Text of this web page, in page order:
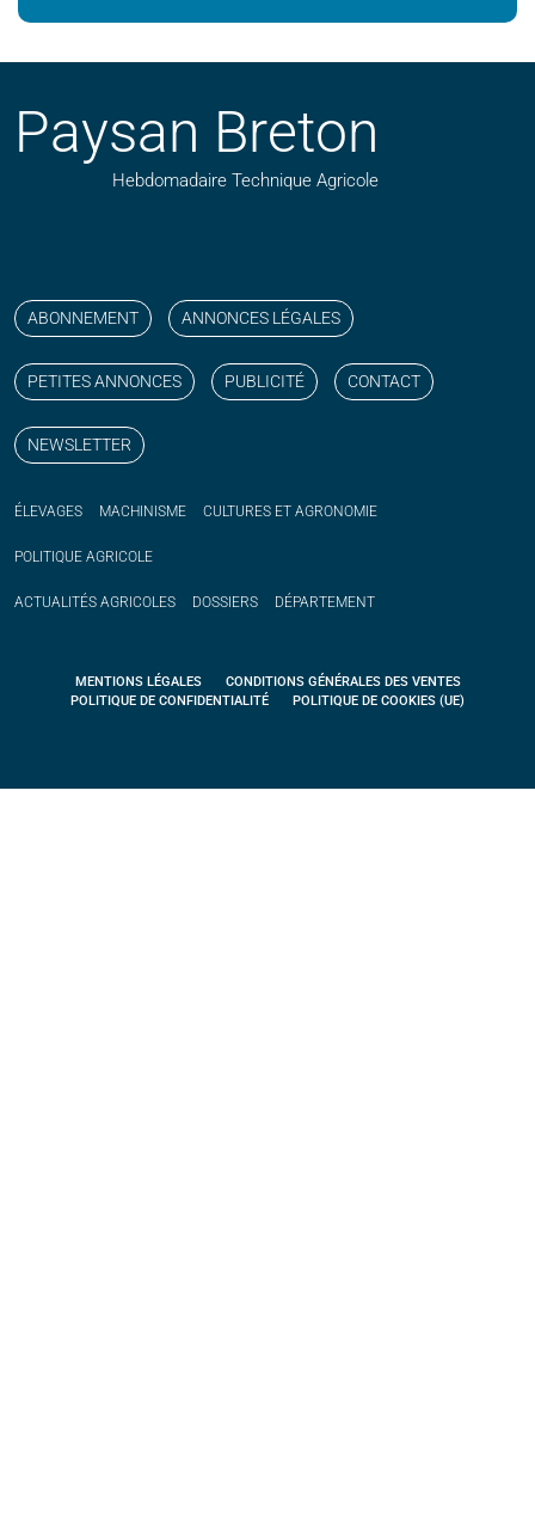
Paysan Breton
Hebdomadaire Technique Agricole
ABONNEMENT ANNONCES LÉGALES
PETITES ANNONCES PUBLICITÉ CONTACT
NEWSLETTER
ÉLEVAGES MACHINISME CULTURES ET AGRONOMIE
POLITIQUE AGRICOLE
ACTUALITÉS AGRICOLES DOSSIERS DÉPARTEMENT
MENTIONS LÉGALES
CONDITIONS GÉNÉRALES DES VENTES
POLITIQUE DE CONFIDENTIALITÉ
POLITIQUE DE COOKIES (UE)